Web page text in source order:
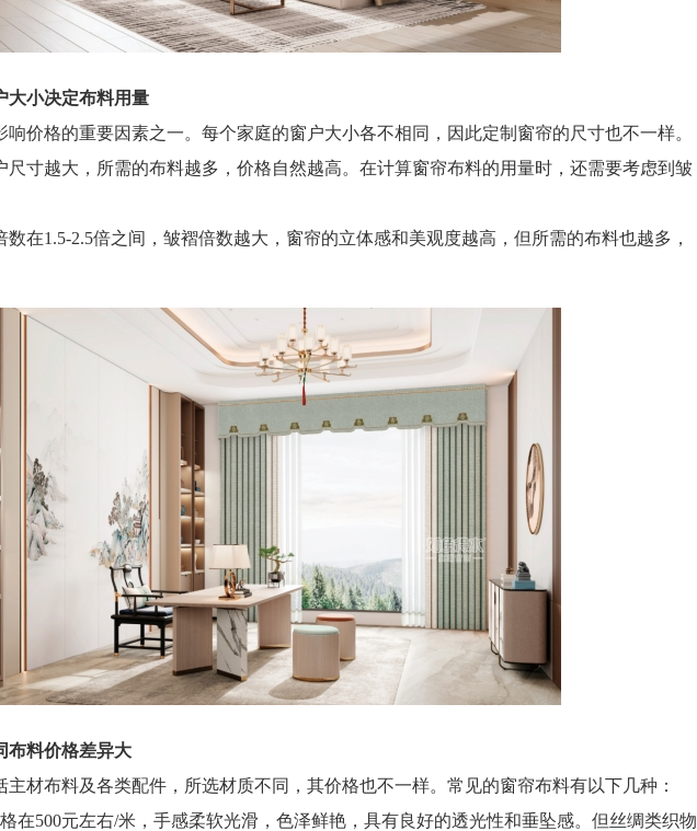
小决定布料用量
格的重要因素之一。每个家庭的窗户大小各不相同，因此定制窗帘的尺寸也不一样。
越大，所需的布料越多，价格自然越高。在计算窗帘布料的用量时，还需要考虑到皱
1.5-2.5倍之间，皱褶倍数越大，窗帘的立体感和美观度越高，但所需的布料也越多，
料价格差异大
布料及各类配件，所选材质不同，其价格也不一样。常见的窗帘布料有以下几种：
500元左右/米，手感柔软光滑，色泽鲜艳，具有良好的透光性和垂坠感。但丝绸类织物